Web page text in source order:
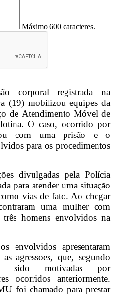
Máximo 600 caracteres.
corporal registrada na
(19) mobilizou equipes da
de Atendimento Móvel de
O caso, ocorrido por
com uma prisão e o
para os procedimentos
divulgadas pela Polícia
para atender uma situação
vias de fato. Ao chegar
uma mulher com
três homens envolvidos na
envolvidos apresentaram
agressões, que, segundo
sido motivadas por
ocorridos anteriormente.
foi chamado para prestar